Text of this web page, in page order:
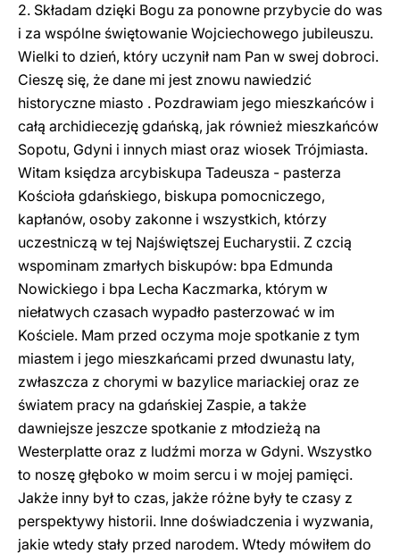
2. Składam dzięki Bogu za ponowne przybycie do was
i za wspólne świętowanie Wojciechowego jubileuszu.
Wielki to dzień, który uczynił nam Pan w swej dobroci.
Cieszę się, że dane mi jest znowu nawiedzić
historyczne miasto . Pozdrawiam jego mieszkańców i
całą archidiecezję gdańską, jak również mieszkańców
Sopotu, Gdyni i innych miast oraz wiosek Trójmiasta.
Witam księdza arcybiskupa Tadeusza - pasterza
Kościoła gdańskiego, biskupa pomocniczego,
kapłanów, osoby zakonne i wszystkich, którzy
uczestniczą w tej Najświętszej Eucharystii. Z czcią
wspominam zmarłych biskupów: bpa Edmunda
Nowickiego i bpa Lecha Kaczmarka, którym w
niełatwych czasach wypadło pasterzować w im
Kościele. Mam przed oczyma moje spotkanie z tym
miastem i jego mieszkańcami przed dwunastu laty,
zwłaszcza z chorymi w bazylice mariackiej oraz ze
światem pracy na gdańskiej Zaspie, a także
dawniejsze jeszcze spotkanie z młodzieżą na
Westerplatte oraz z ludźmi morza w Gdyni. Wszystko
to noszę głęboko w moim sercu i w mojej pamięci.
Jakże inny był to czas, jakże różne były te czasy z
perspektywy historii. Inne doświadczenia i wyzwania,
jakie wtedy stały przed narodem. Wtedy mówiłem do